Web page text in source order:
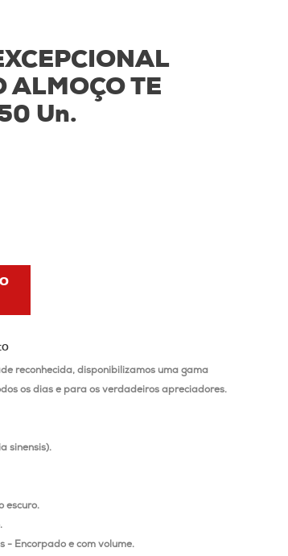
ALMOÇO TE
Un.
reconhecida, disponibilizamos uma gama
os dias e para os verdadeiros apreciadores.
sinensis).
escuro.
- Encorpado e com volume.